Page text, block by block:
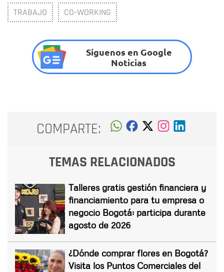
TRABAJO CO-WORKING
Síguenos en Google
Noticias
COMPARTE:
TEMAS RELACIONADOS
Talleres gratis gestión financiera y
financiamiento para tu empresa o
negocio Bogotá: participa durante
agosto de 2026
¿Dónde comprar flores en Bogotá?
Visita los Puntos Comerciales del